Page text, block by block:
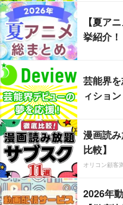
【夏ア
挙紹介！
芸能界
ィショ
漫画読
比較】
オリコン顧客
2026年